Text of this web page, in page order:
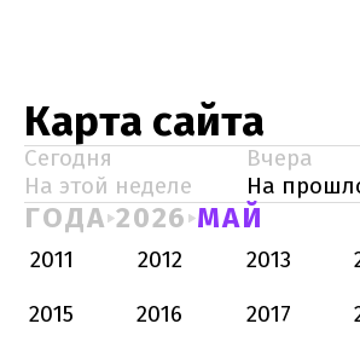
Карта сайта
Сегодня
Вчера
На этой неделе
На
ГОДА 2026 МАЙ
2011 2012 2013
2015
2016 2017